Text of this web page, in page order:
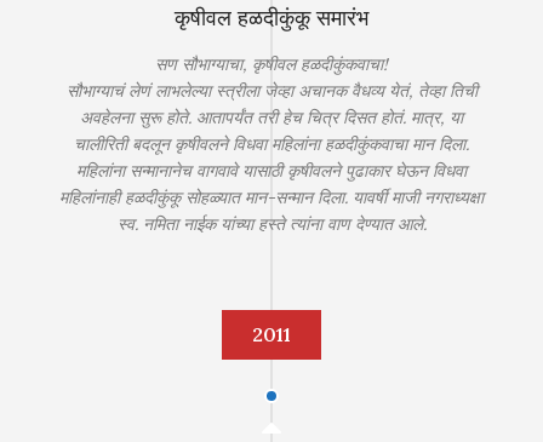
कृषीवल हळदीकुंकू समारंभ
सण सौभाग्याचा, कृषीवल हळदीकुंकवाचा!
सौभाग्याचं लेणं लाभलेल्या स्त्रीला जेव्हा अचानक वैधव्य येतं, तेव्हा तिची
अवहेलना सुरू होते. आतापर्यंत तरी हेच चित्र दिसत होतं. मात्र, या
चालीरिती बदलून कृषीवलने विधवा महिलांना हळदीकुंकवाचा मान दिला.
महिलांना सन्मानानेच वागवावे यासाठी कृषीवलने पुढाकार घेऊन विधवा
महिलांनाही हळदीकुंकू सोहळ्यात मान-सन्मान दिला. यावर्षी माजी नगराध्यक्षा
स्व. नमिता नाईक यांच्या हस्ते त्यांना वाण देण्यात आले.
2011